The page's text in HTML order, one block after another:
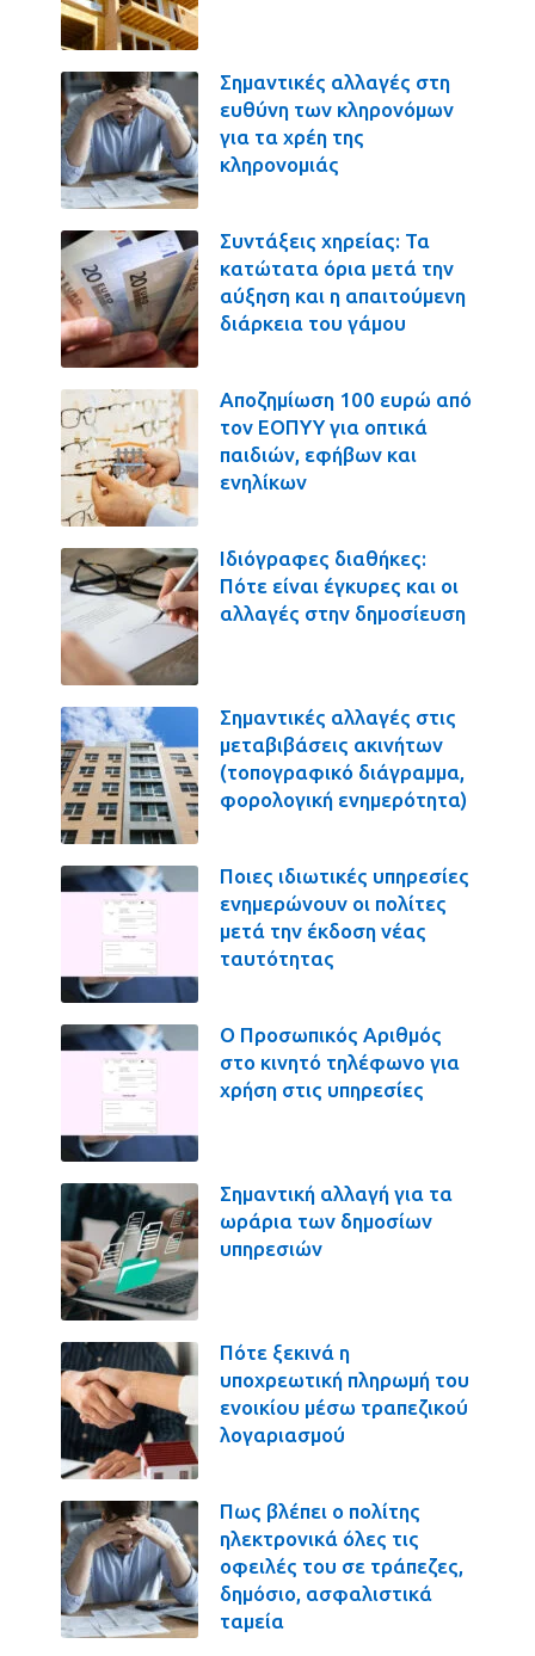
Σημαντικές αλλαγές στη
ευθύνη των κληρονόμων
για τα χρέη της
κληρονομιάς
Συντάξεις χηρείας: Τα
κατώτατα όρια μετά την
αύξηση και η απαιτούμενη
διάρκεια του γάμου
Αποζημίωση 100 ευρώ από
τον ΕΟΠΥΥ για οπτικά
παιδιών, εφήβων και
ενηλίκων
Ιδιόγραφες διαθήκες:
Πότε είναι έγκυρες και οι
αλλαγές στην δημοσίευση
Σημαντικές αλλαγές στις
μεταβιβάσεις ακινήτων
(τοπογραφικό διάγραμμα,
φορολογική ενημερότητα)
Ποιες ιδιωτικές υπηρεσίες
ενημερώνουν οι πολίτες
μετά την έκδοση νέας
ταυτότητας
Ο Προσωπικός Αριθμός
στο κινητό τηλέφωνο για
χρήση στις υπηρεσίες
Σημαντική αλλαγή για τα
ωράρια των δημοσίων
υπηρεσιών
Πότε ξεκινά η
υποχρεωτική πληρωμή του
ενοικίου μέσω τραπεζικού
λογαριασμού
Πως βλέπει ο πολίτης
ηλεκτρονικά όλες τις
οφειλές του σε τράπεζες,
δημόσιο, ασφαλιστικά
ταμεία